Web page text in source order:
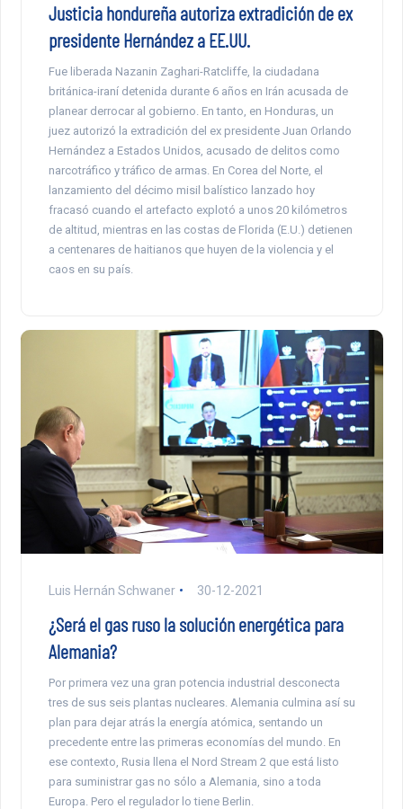
Justicia hondureña autoriza extradición de ex
presidente Hernández a EE.UU.
Fue liberada Nazanin Zaghari-Ratcliffe, la ciudadana
británica-iraní detenida durante 6 años en Irán acusada de
planear derrocar al gobierno. En tanto, en Honduras, un
juez autorizó la extradición del ex presidente Juan Orlando
Hernández a Estados Unidos, acusado de delitos como
narcotráfico y tráfico de armas. En Corea del Norte, el
lanzamiento del décimo misil balístico lanzado hoy
fracasó cuando el artefacto explotó a unos 20 kilómetros
de altitud, mientras en las costas de Florida (E.U.) detienen
a centenares de haitianos que huyen de la violencia y el
caos en su país.
Luis Hernán Schwaner 30-12-2021
¿Será el gas ruso la solución energética para
Alemania?
Por primera vez una gran potencia industrial desconecta
tres de sus seis plantas nucleares. Alemania culmina así su
plan para dejar atrás la energía atómica, sentando un
precedente entre las primeras economías del mundo. En
ese contexto, Rusia llena el Nord Stream 2 que está listo
para suministrar gas no sólo a Alemania, sino a toda
Europa. Pero el regulador lo tiene Berlin.